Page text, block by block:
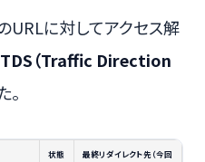
URLに対してアクセス解
TDS（Traffic Direction
状態
最終リダイレクト先（今回